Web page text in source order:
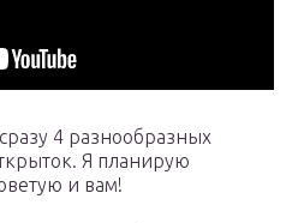
4 разнообразных
Я планирую
и вам!